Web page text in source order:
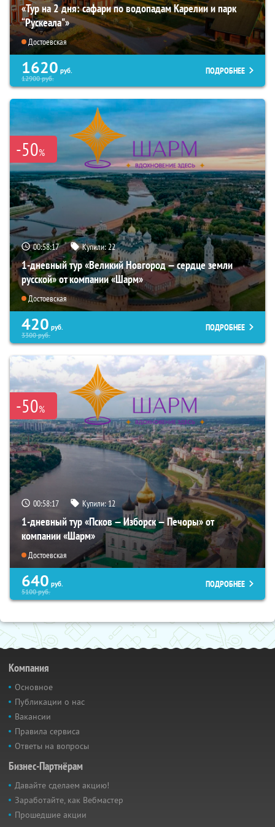
«Тур на 2 дня: сафари по водопадам Карелии и парк
“Рускеала"»
Достоевская
1620 руб.
12900руб.
ПОДРОБНЕЕ
-50%
00:58:16 Купили:22
1-дневный тур «Великий Новгород — сердце земли
русской» от компании «Шарм»
Достоевская
420 руб.
3300руб.
ПОДРОБНЕЕ
-50%
00:58:16 Купили:12
1-дневный тур «Псков — Изборск — Печоры» от
компании «Шарм»
Достоевская
640 руб.
5100руб.
ПОДРОБНЕЕ
Компания
Основное
Публикации о нас
Вакансии
Правила сервиса
Ответы на вопросы
Бизнес-Партнёрам
Давайте сделаем акцию!
Заработайте, как Вебмастер
Прошедшие акции